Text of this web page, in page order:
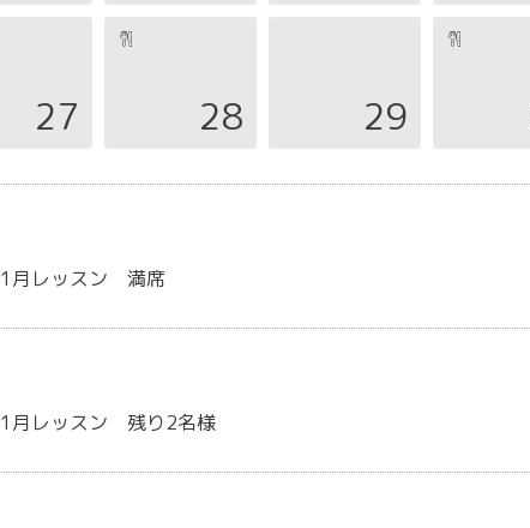
27 28 29
1月レッスン 満席
1月レッスン 残り2名様